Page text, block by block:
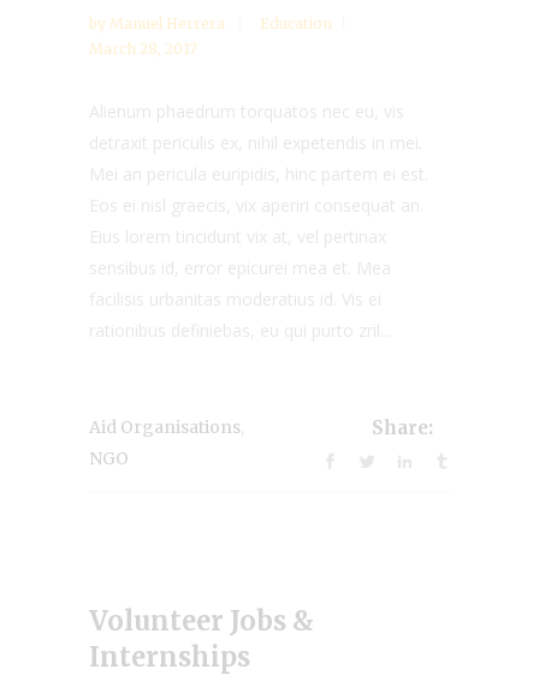
by Manuel Herrera
Education
March 28, 2017
Alienum phaedrum torquatos nec eu, vis
detraxit periculis ex, nihil expetendis in mei.
Mei an pericula euripidis, hinc partem ei est.
Eos ei nisl graecis, vix aperiri consequat an.
Eius lorem tincidunt vix at, vel pertinax
sensibus id, error epicurei mea et. Mea
facilisis urbanitas moderatius id. Vis ei
rationibus definiebas, eu qui purto zril...
Aid Organisations
NGO
Share:
Volunteer Jobs &
Internships